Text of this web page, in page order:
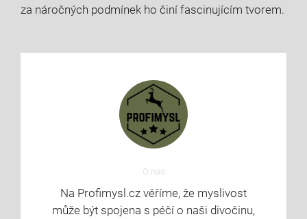
za náročných podmínek ho činí fascinujícím tvorem.
O nás
Na Profimysl.cz věříme, že myslivost
může být spojena s péčí o naši divočinu,